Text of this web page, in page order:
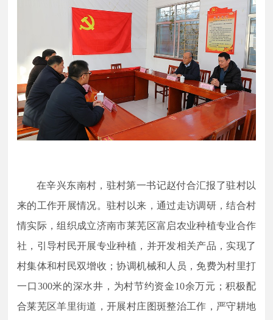
在辛兴东南村，驻村第一书记赵付合汇报了驻村以
来的工作开展情况。驻村以来，通过走访调研，结合村
情实际，组织成立济南市莱芜区富启农业种植专业合作
社，引导村民开展专业种植，并开发相关产品，实现了
村集体和村民双增收；协调机械和人员，免费为村里打
一口300米的深水井，为村节约资金10余万元；积极配
合莱芜区羊里街道，开展村庄图斑整治工作，严守耕地